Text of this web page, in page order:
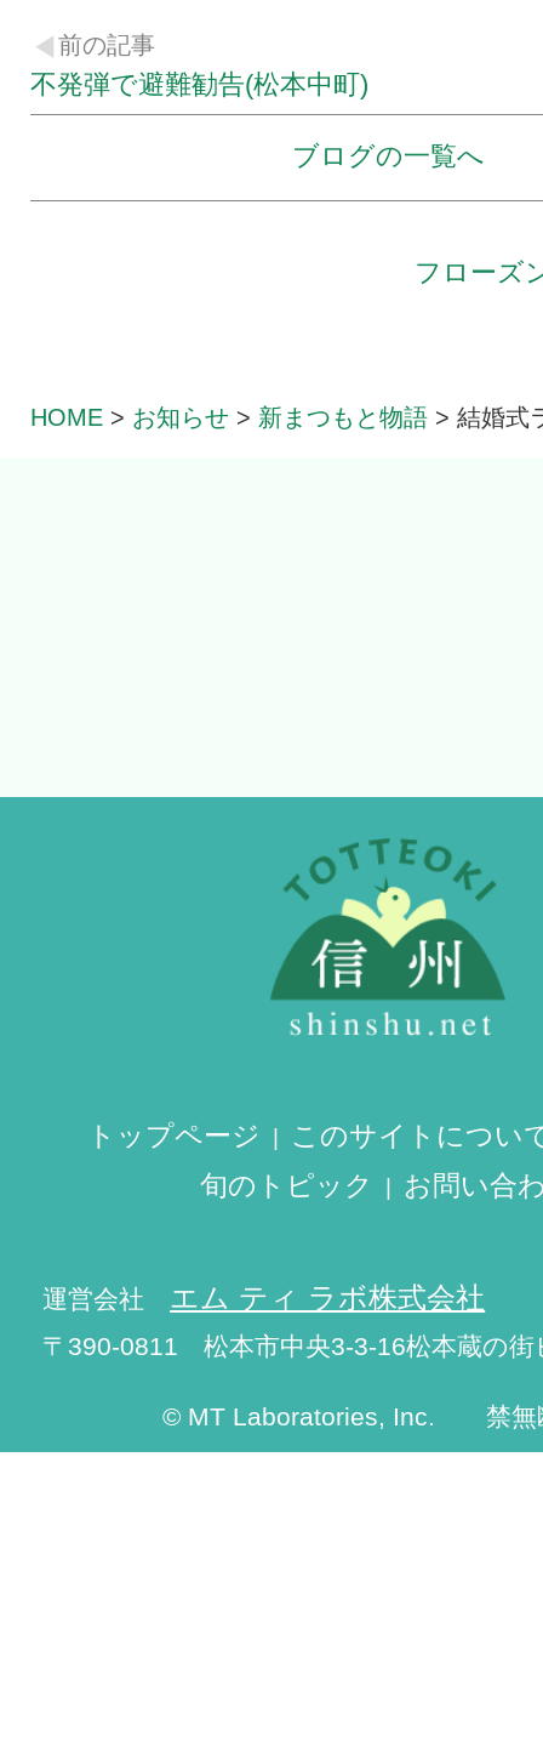
前の記事
不発弾で避難勧告(松本中町)
ブログの一覧へ
フローズ
HOME > お知らせ > 新まつもと物語 >結婚式
トップページ
このサイトについ
旬のトピック
お問い合
運営会社 エム ティ ラボ株式会社
〒390-0811 松本市中央3-3-16松本蔵の街
© MT Laboratories, Inc. 禁無